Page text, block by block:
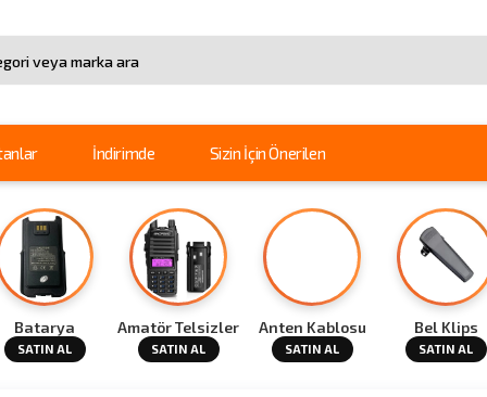
İndirimde Sizin İçin Önerilen
Batarya
SATIN AL
Amatör Telsizler
SATIN AL
Anten Kablosu
SATIN AL
Bel Klips
SATIN AL